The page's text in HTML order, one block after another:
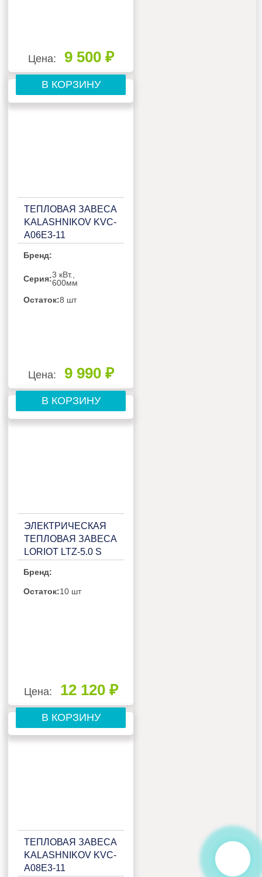
Цена: 9 500 ₽
В КОРЗИНУ
ТЕПЛОВАЯ ЗАВЕСА
KALASHNIKOV KVC-
A06E3-11
Бренд:
Серия:3 кВт.,
600мм
Остаток:8 шт
Цена: 9 990 ₽
В КОРЗИНУ
ЭЛЕКТРИЧЕСКАЯ
ТЕПЛОВАЯ ЗАВЕСА
LORIOT LTZ-5.0 S
Бренд:
Остаток:10 шт
Цена: 12 120 ₽
В КОРЗИНУ
ТЕПЛОВАЯ ЗАВЕСА
KALASHNIKOV KVC-
A08E3-11